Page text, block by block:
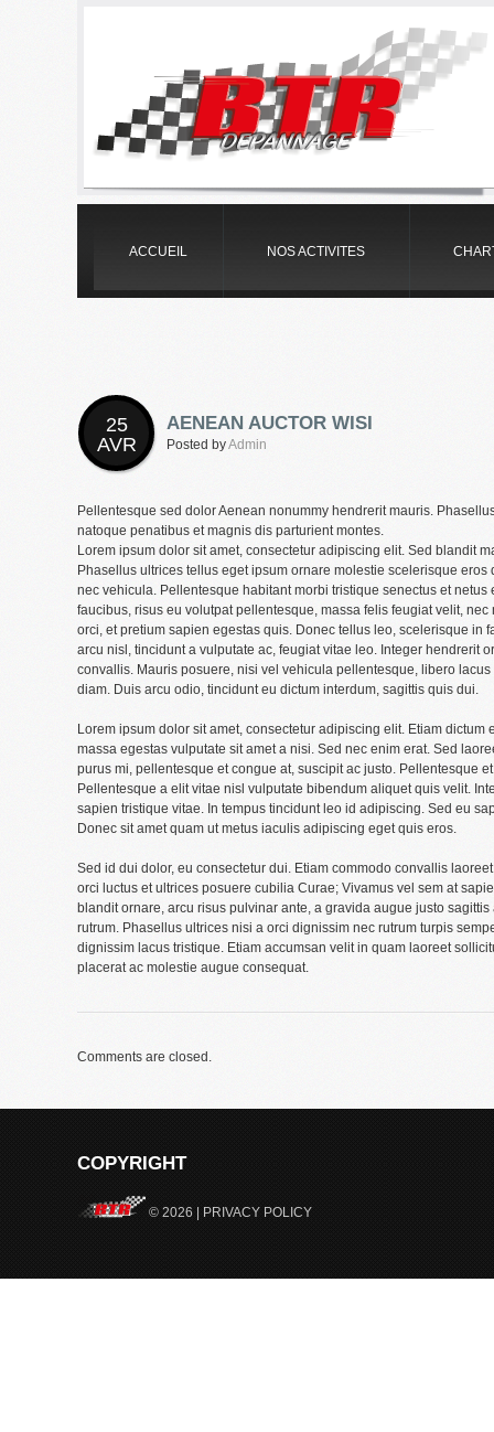
ACCUEIL NOS ACTIVITES
25
AVR
AENEAN AUCTOR WISI
Posted byAdmin
Pellentesque sed dolor Aenean nonummy hendrerit mauris.
natoque penatibus et magnis dis parturient montes.
Lorem ipsum dolor sit amet, consectetur adipiscing elit. Sed blandit
Phasellus ultrices tellus eget ipsum ornare molestie scelerisque
nec vehicula. Pellentesque habitant morbi tristique senectus et netus
faucibus, risus eu volutpat pellentesque, massa felis feugiat velit,
orci, et pretium sapien egestas quis. Donec tellus leo, scelerisque in
arcu nisl, tincidunt a vulputate ac, feugiat vitae leo. Integer hendrerit
convallis. Mauris posuere, nisi vel vehicula pellentesque, libero
diam. Duis arcu odio, tincidunt eu dictum interdum, sagittis quis dui.
Lorem ipsum dolor sit amet, consectetur adipiscing elit. Etiam dictum
massa egestas vulputate sit amet a nisi. Sed nec enim erat. Sed
purus mi, pellentesque et congue at, suscipit ac justo. Pellentesque
Pellentesque a elit vitae nisl vulputate bibendum aliquet quis velit.
sapien tristique vitae. In tempus tincidunt leo id adipiscing. Sed eu
Donec sit amet quam ut metus iaculis adipiscing eget quis eros.
Sed id dui dolor, eu consectetur dui. Etiam commodo convallis
orci luctus et ultrices posuere cubilia Curae; Vivamus vel sem at
blandit ornare, arcu risus pulvinar ante, a gravida augue justo
rutrum. Phasellus ultrices nisi a orci dignissim nec rutrum turpis
dignissim lacus tristique. Etiam accumsan velit in quam laoreet
placerat ac molestie augue consequat.
Comments are closed.
COPYRIGHT
© 2026 | PRIVACY POLICY